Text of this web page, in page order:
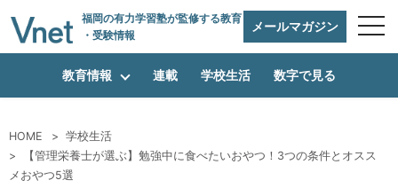
福岡の有力学習塾が監修する教育
・受験情報
メールマガジン
編集方針
教育情報 連載 学校生活 数字で見る
HOME
学校生活
【管理栄養士が選ぶ】勉強中に食べたいおやつ！3つの条件とオスス
メおやつ5選